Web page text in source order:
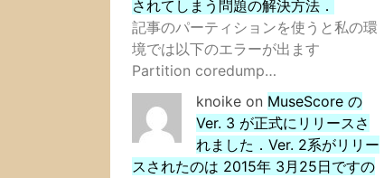
されてしまう問題の解決方法．
記事のパーティションを使うと私の環
境では以下のエラーが出ます
Partition coredump…
knoike on MuseScore の
Ver. 3 が正式にリリースさ
れました．Ver. 2系がリリー
スされたのは 2015年 3月25日ですの